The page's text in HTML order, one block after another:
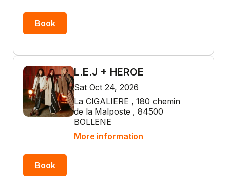
Book
L.E.J + HEROE
Sat Oct 24, 2026
La CIGALIERE , 180 chemin
de la Malposte , 84500
BOLLENE
More information
Book